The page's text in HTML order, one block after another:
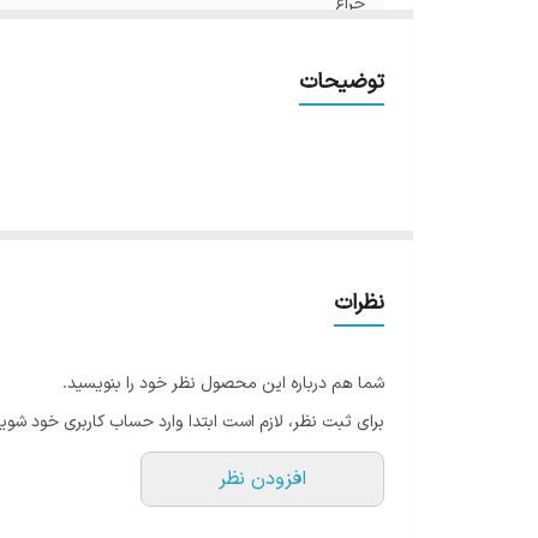
توضیحات
نظرات
شما هم درباره این محصول نظر خود را بنویسید.
برای ثبت نظر، لازم است ابتدا وارد حساب کاربری خود
افزودن نظر